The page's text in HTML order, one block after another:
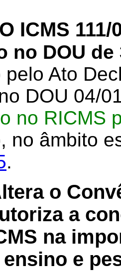
ICMS 111/
no DOU de
pelo Ato
DOU 04/
no RICMS
no âmbito
.
o
a
na
ensino e